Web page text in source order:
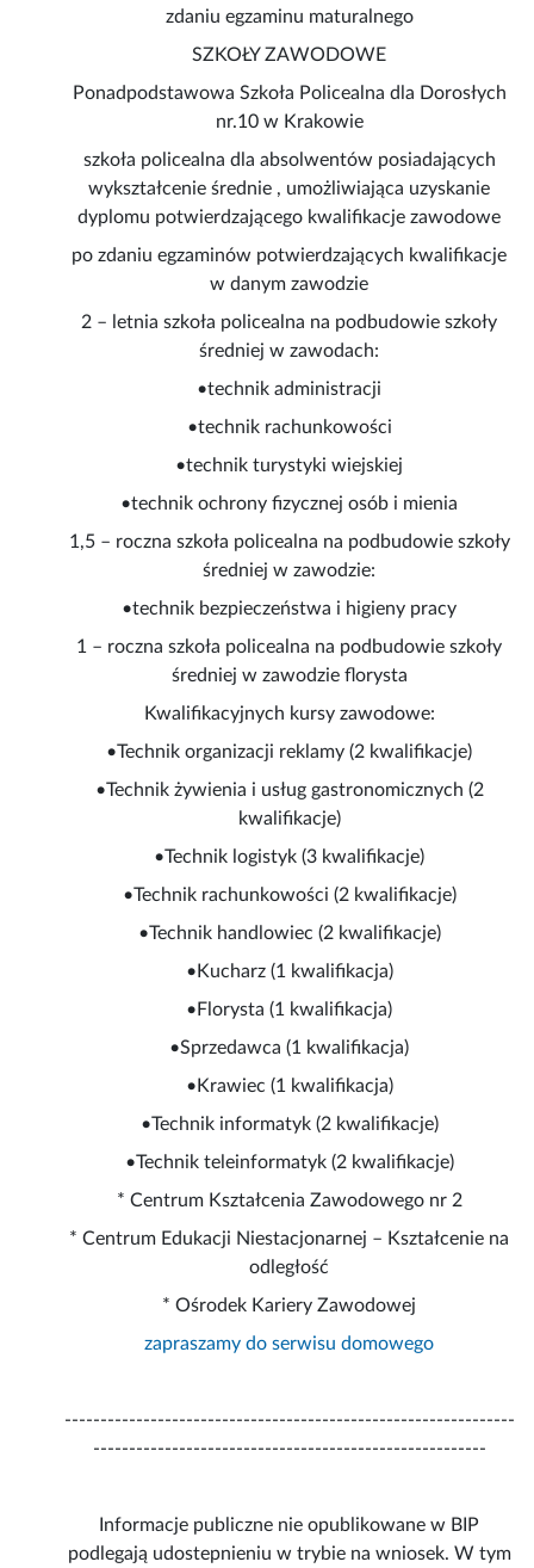
zdaniu egzaminu maturalnego
SZKOŁY ZAWODOWE
Ponadpodstawowa Szkoła Policealna dla Dorosłych
nr.10 w Krakowie
szkoła policealna dla absolwentów posiadających
wykształcenie średnie , umożliwiająca uzyskanie
dyplomu potwierdzającego kwalifikacje zawodowe
po zdaniu egzaminów potwierdzających kwalifikacje
w danym zawodzie
2 – letnia szkoła policealna na podbudowie szkoły
średniej w zawodach:
•technik administracji
•technik rachunkowości
•technik turystyki wiejskiej
•technik ochrony fizycznej osób i mienia
1,5 – roczna szkoła policealna na podbudowie szkoły
średniej w zawodzie:
•technik bezpieczeństwa i higieny pracy
1 – roczna szkoła policealna na podbudowie szkoły
średniej w zawodzie florysta
Kwalifikacyjnych kursy zawodowe:
•Technik organizacji reklamy (2 kwalifikacje)
•Technik żywienia i usług gastronomicznych (2
kwalifikacje)
•Technik logistyk (3 kwalifikacje)
•Technik rachunkowości (2 kwalifikacje)
•Technik handlowiec (2 kwalifikacje)
•Kucharz (1 kwalifikacja)
•Florysta (1 kwalifikacja)
•Sprzedawca (1 kwalifikacja)
•Krawiec (1 kwalifikacja)
•Technik informatyk (2 kwalifikacje)
•Technik teleinformatyk (2 kwalifikacje)
* Centrum Kształcenia Zawodowego nr 2
* Centrum Edukacji Niestacjonarnej – Kształcenie na
odległość
* Ośrodek Kariery Zawodowej
zapraszamy do serwisu domowego
---------------------------------------------------------------
-------------------------------------------------------
Informacje publiczne nie opublikowane w BIP
podlegają udostepnieniu w trybie na wniosek. W tym